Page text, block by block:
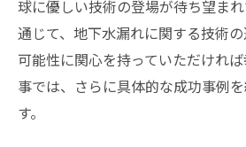
球に優しい技術の登場が待ち望ま
通じて、地下水漏れに関する技術
可能性に関心を持っていただけれ
事では、さらに具体的な成功事例
す。